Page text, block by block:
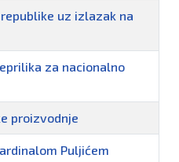
uz izlazak na
za nacionalno
proizvodnje
Puljićem